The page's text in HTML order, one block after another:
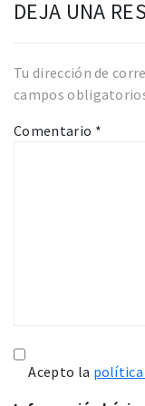
DEJA UNA
Tu dirección de
campos
Comentario *
Acepto la política